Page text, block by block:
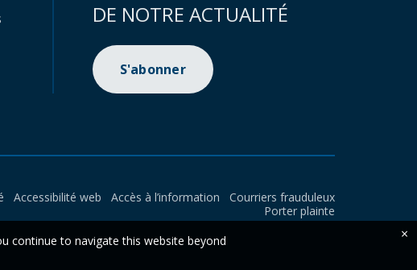
DE NOTRE ACTUALITÉ
S'abonner
Accessibilité web Accès à l’information
Courriers frauduleux
Porter plainte
continue to navigate this website beyond
×